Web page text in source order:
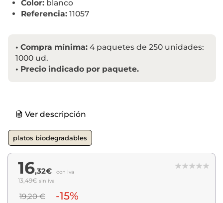
Color: blanco
Referencia: 11057
• Compra mínima: 4 paquetes de 250 unidades:
1000 ud.
• Precio indicado por paquete.
Ver descripción
platos biodegradables
16,32€ con iva
13,49€ sin iva
19,20 € -15%